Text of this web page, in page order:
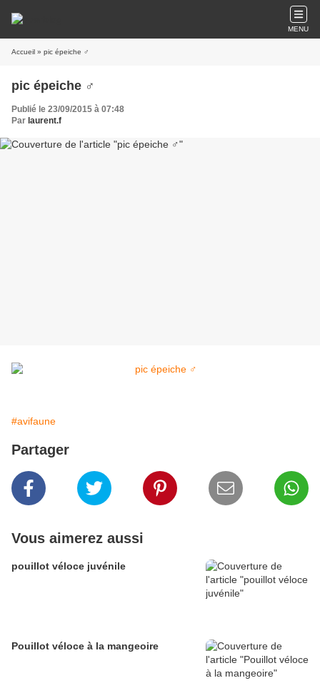
MENU
Accueil » pic épeiche ♂
pic épeiche ♂
Publié le 23/09/2015 à 07:48
Par laurent.f
#avifaune
Partager
Vous aimerez aussi
pouillot véloce juvénile
Pouillot véloce à la mangeoire